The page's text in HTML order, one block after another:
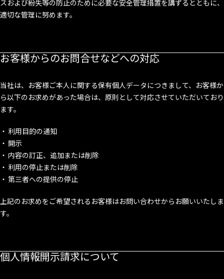
スおよび紛失等の防止のために必要な安全管理措置を講ずるとともに、
適切な管理に努めます。
お客様からのお問合せなどへの対応
当社は、お客様ご本人に関する保有個人データにつきまして、お客様か
ら以下のお求めがあった場合は、原則として対応させていただいており
ます。
利用目的の通知
開示
内容の訂正、追加または削除
利用の停止または削除
第三者への提供の停止
上記のお求めをご希望されるお客様はお問い合わせからお願いいたしま
す。
個人情報開示請求について